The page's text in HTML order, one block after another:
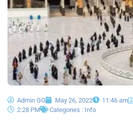
Admin GG May 26, 2022 11:46 am
2:28 PM
Categories : Info